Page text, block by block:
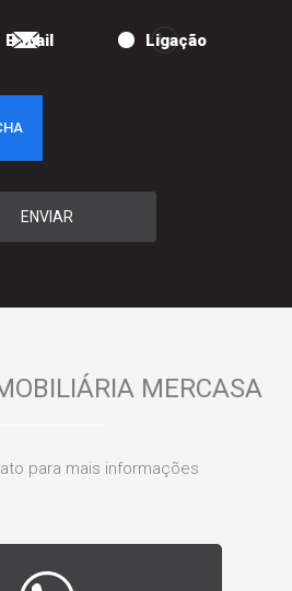
E-mail Ligação
ENVIAR
MERCASA
para mais informações